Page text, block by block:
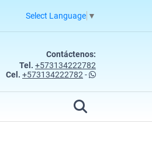
Select Language ▼
Contáctenos:
Tel. +573134222782
Cel. +573134222782 -